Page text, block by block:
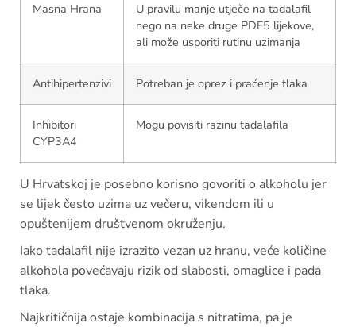
Masna Hrana
U pravilu manje utječe na tadalafil
nego na neke druge PDE5 lijekove,
ali može usporiti rutinu uzimanja
Antihipertenzivi Potreban je oprez i praćenje tlaka
Inhibitori
CYP3A4
Mogu povisiti razinu tadalafila
U Hrvatskoj je posebno korisno govoriti o alkoholu jer
se lijek često uzima uz večeru, vikendom ili u
opuštenijem društvenom okruženju.
Iako tadalafil nije izrazito vezan uz hranu, veće količine
alkohola povećavaju rizik od slabosti, omaglice i pada
tlaka.
Najkritičnija ostaje kombinacija s nitratima, pa je